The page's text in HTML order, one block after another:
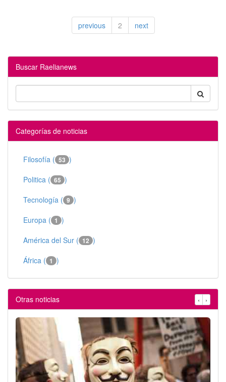
previous 2 next
Buscar Raelianews
Categorías de noticias
Filosofía ( 53 )
Politica ( 65 )
Tecnología ( 9 )
Europa ( 1 )
América del Sur ( 12 )
África ( 1 )
Otras noticias ‹ ›